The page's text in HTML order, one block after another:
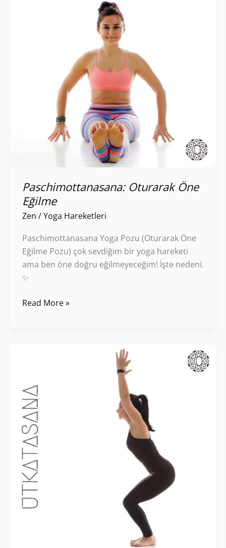
Paschimottanasana: Oturarak Öne
Eğilme
Zen /Yoga Hareketleri
Paschimottanasana Yoga Pozu (Oturarak Öne
Eğilme Pozu) çok sevdiğim bir yoga hareketi
ama ben öne doğru eğilmeyeceğim! İşte nedeni.
✨
Read More »
Utkatasana